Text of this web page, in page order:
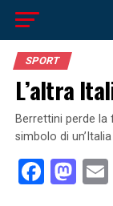
SPORT
L’altra
Berrettini perde la
simbolo di